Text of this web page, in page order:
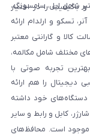
را در اختیار
شامل اپل، سامسونگ،
آنر، تسکو و ارلدام ارائه
کالا و گارانتی معتبر
مختلف شامل مکالمه،
تجربه صوتی با
دیجیتال را هم ارائه
دستگاه‌های خود داشته
کابل و رابط و سایر
موجود است. محافظ‌های